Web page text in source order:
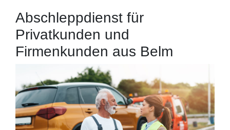
Abschleppdienst für
Privatkunden und
Firmenkunden aus Belm